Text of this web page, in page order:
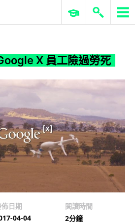
煲 Google X 員工險過勞死
ERP 與商業 AI
X 員工險過勞死
日期
04-04
閱讀時間
2分鐘